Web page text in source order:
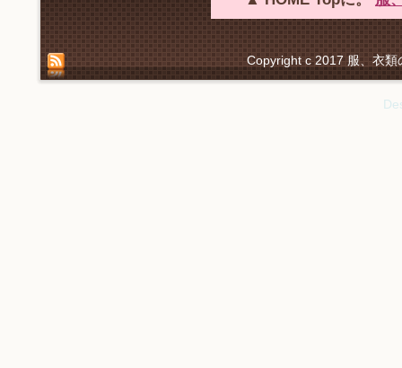
Copyright c 2017 服、衣